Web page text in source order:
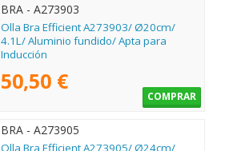
BRA - A273903
Olla Bra Efficient A273903/ Ø20cm/
4.1L/ Aluminio fundido/ Apta para
Inducción
50,50 €
COMPRAR
BRA - A273905
Olla Bra Efficient A273905/ Ø24cm/